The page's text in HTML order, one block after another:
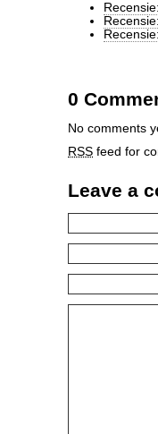
0
No comments
RSS feed for
Leave a